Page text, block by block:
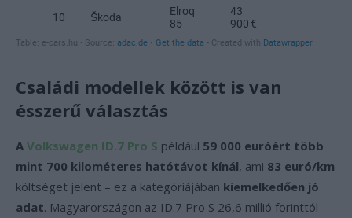
Családi modellek között is van
ésszerű választás
A Volkswagen ID.7 Pro S például 59 000 euróért több
mint 700 kilométeres hatótávot kínál, ami 83 euró/km
költséget jelent – ez a kategóriájában kiemelkedően jó
adat. Magyarországon az ID.7 Pro S 26,6 millió forinttól